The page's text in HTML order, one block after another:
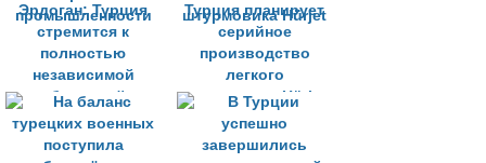
Эрдоган: Турция
стремится к
полностью
независимой
оборонной
промышленности
Турция планирует
серийное
производство
легкого
штурмовика Hürjet